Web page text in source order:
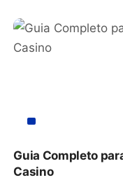
Guia Completo
Casino